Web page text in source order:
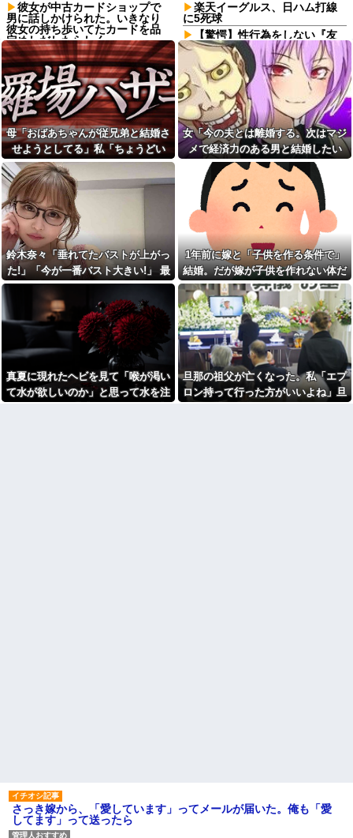
彼女が中古カードショップで
男に話しかけられた。いきなり
彼女の持ち歩いてたカードを品
定めしだしたらしく…
主人の通帳を見たら、１０年
間仕送りしている女性がいた。
主人に問い詰めたら、白状して...
40度近い熱と頭痛で朦朧とし
ながら病院行ったら、受付嬢が
「予約のない人は診ません」と
拒否された。タクシーを呼ぶた
めの電話も貸してくれず...
私「妊娠しました」義弟嫁
「そんなの認めない！」→お祝
いムードのはずが階段でまさか
の出来事が起きて…
コネで中途採用された取引先
の息子、常識がないどころかガ
チヤバい奴
友達に人生初彼女ができた。
こいつこんなやつだったんかと
ショック
賃貸物件を内覧中、ベランダ
に出たら突然ゾワッと両腕に鳥
肌が出た。「やっぱりこの部屋
嫌だ」と思った瞬間、体が前に
ドンッと突き飛ばされて…
母「おばあちゃんが従兄弟と
結婚させようとしてる」私「ち
ょうどいい、その話利用する
わ」→3日後にまさかの展開…
【画像】ちいかわ、ついに外
交に利用されるwwwwwww
私「初めて飲む味だけどなん
のお茶？」彼「ちっ！」私「」
【GIF】JSのカンチョーワロ
タ
楽天イーグルス、日ハム打線
に5死球
【驚愕】性行為をしない『友
情結婚』をした夫婦、こうなる
⇒･･･！！！
軽度のアレルギーを「わがま
ま」と決めつけ嫌味を言ってき
た友人、その子どもが重度のア
レルギー持ちだと判明した途
端、過去の嫌がらせを「えーそ
うだったっけ？」と白々しくス
ルー
イベント派遣で陰湿にいじら
れていた地味な男性スタッフ。
ある日、高さ3mの階段から落ち
かけた子どもをパルクールで爆
走＆ダイブし間一髪で救出！職
場の手のひら返しと評価爆上げ
が凄まじかったｗｗ
相手がどんなパイプ持ってい
るかも知れないのに…
宮崎駿「心の穴を埋めるため
に、交配を重ねた毛虫みたいな
小さな犬を連れてる人、本当に
醜い」←これどう思う？
「自転車のルール厳罰化！」
← 正直なんの意味もなかった件
ｗｗｗｗｗｗｗｗ他
【呆然】友人が褒められると
キレる国立大卒生活保護受給者
友人。ちょっとBを褒めたらキレ
散らかしてBの職場に電話したら
しく…
母「おばあちゃんが従兄弟と結婚さ
せようとしてる」私「ちょうどい
い、その話利用するわ」→3日後に
まさかの展開…
女「今の夫とは離婚する。次はマジ
メで経済力のある男と結婚したい
な」私「幸せになってね！」→産科
の授乳室で出会った女性のその後
鈴木奈々「垂れてたバストが上がっ
た!」「今が一番バスト大きい!」 最
新の身長・体重も報告
1年前に嫁と「子供を作る条件で」
結婚。だが嫁が子供を作れない体だ
と知ったので離婚へ。
真夏に現れたヘビを見て「喉が渇い
て水が欲しいのか」と思って水を注
旦那の祖父が亡くなった。私「エプ
ロン持って行った方がいいよね」旦
さっき嫁から、「愛しています」ってメールが届いた。俺も「愛
してます」って送ったら